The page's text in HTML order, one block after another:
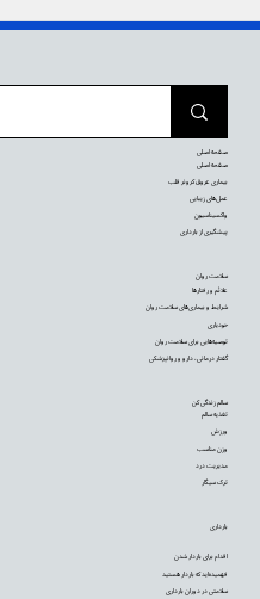
بارداری
اقدام برای باردار شدن
فهمیده‌اید که باردار هستید
سلامتی در دوران بارداری
سالم زندگی کن
تغذیه سالم
ورزش
وزن مناسب
مدیریت درد
ترک سیگار
سلامت روان
علائم و رفتارها
شرایط و بیماری‌های سلامت روان
خودیاری
توصیه‌‌هایی برای سلامت روان
گفتار درمانی، دارو و روانپزشکی
صفحه اصلی
صفحه اصلی
بیماری عروق کرونر قلب
عمل‌های زیبایی
واکسیناسیون
پیشگیری از بارداری